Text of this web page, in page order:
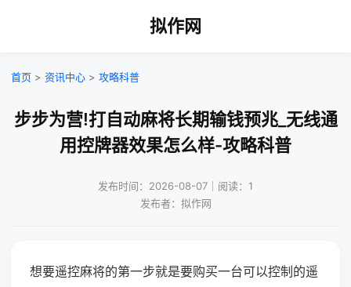
拟作网
首页 > 资讯中心 > 攻略科普
步步为营!打自动麻将长期输钱预兆_无线通
用控牌器效果怎么样-攻略科普
发布时间：2026-08-07｜阅读：1
发布者：拟作网
想要遥控麻将的第一步就是要购买一台可以控制的遥